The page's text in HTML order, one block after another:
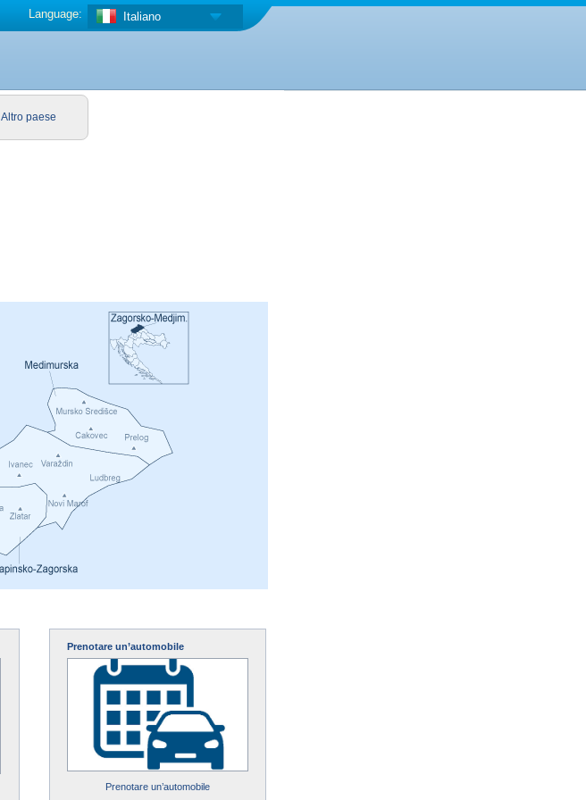
Italiano
Language:
Altro paese
Prenotare un’automobile
Prenotare un’automobile